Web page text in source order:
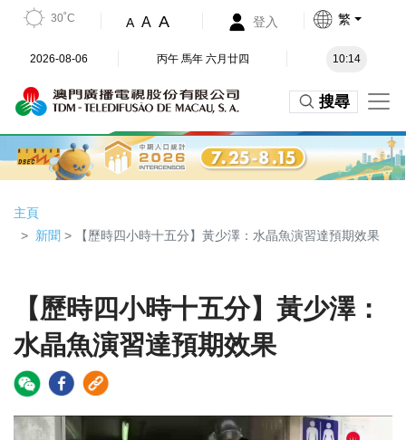
30˚C A A A 登入 繁
2026-08-06 丙午 馬年 六月廿四 10:14
搜尋
主頁
新聞 > 【歷時四小時十五分】黃少澤：水晶魚演習達預期效果
【歷時四小時十五分】黃少澤：
水晶魚演習達預期效果
Video